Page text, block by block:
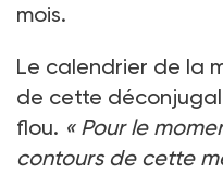
mois.
Le calendrier de la
de cette
flou. « Pour le
contours de cette